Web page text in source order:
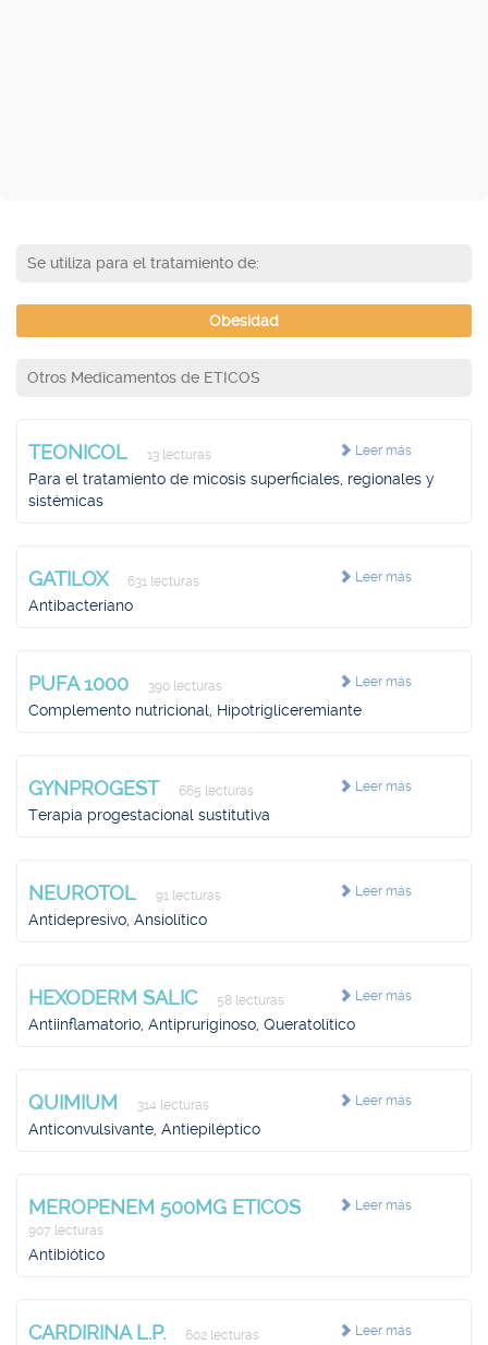
Se utiliza para el tratamiento de:
Obesidad
Otros Medicamentos de ETICOS
Leer más
TEONICOL 13 lecturas
Para el tratamiento de micosis superficiales, regionales y
sistémicas
Leer más
GATILOX 631 lecturas
Antibacteriano
Leer más
PUFA 1000 390 lecturas
Complemento nutricional, Hipotrigliceremiante
Leer más
GYNPROGEST 665 lecturas
Terapia progestacional sustitutiva
Leer más
NEUROTOL 91 lecturas
Antidepresivo, Ansiolítico
Leer más
HEXODERM SALIC 58 lecturas
Antiinflamatorio, Antipruriginoso, Queratolítico
Leer más
QUIMIUM 314 lecturas
Anticonvulsivante, Antiepiléptico
Leer más
MEROPENEM 500MG ETICOS
907 lecturas
Antibiótico
Leer más
CARDIRINA L.P. 602 lecturas